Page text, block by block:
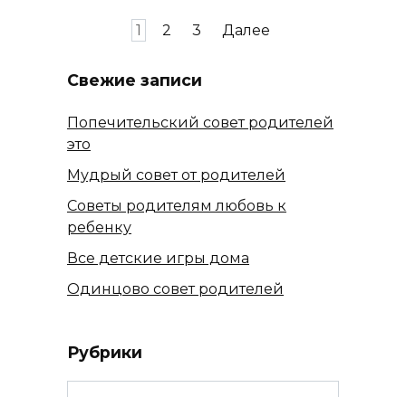
1 2 3 Далее
Свежие записи
Попечительский совет родителей
это
Мудрый совет от родителей
Советы родителям любовь к
ребенку
Все детские игры дома
Одинцово совет родителей
Рубрики